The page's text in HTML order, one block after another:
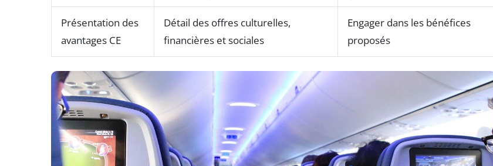
Présentation des
avantages CE
Détail des offres culturelles,
financières et sociales
Engager dans les bénéfices
proposés